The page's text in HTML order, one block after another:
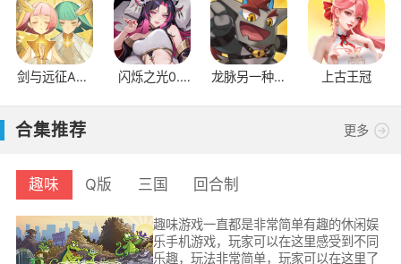
剑与远征AFK
闪烁之光0.1
龙脉另一种姿
上古王冠
合集推荐 更多
趣味 Q版 三国 回合制
趣味游戏一直都是非常简单有趣的休闲娱
乐手机游戏，玩家可以在这里感受到不同
乐趣，玩法非常简单，玩家可以在这里了